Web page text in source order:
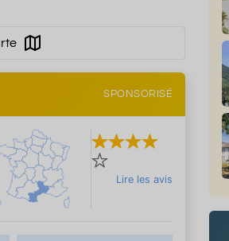
SPONSORISÉ
Lire les avis